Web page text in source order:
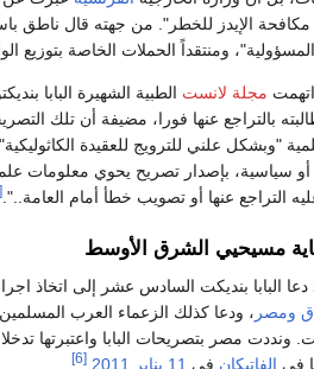
الإيدز للخطر". من جهته قال ناطق
ومنتقداً الحملات الخاصة بتوزيع
مجلة لانست الطبية الشهيرة البابا
بالتراجع عنها فورا، مضيفة أن تلك
"وبشكل علني للترويج للعقيدة
أو سياسية، بإصدار تصريح يحوي معلومات
التراجع عنها أو تصويب خطأ أمام العامة..".[5]
مسيحيي الشرق الأوسط
دعا البابا بنديكت السادس عشر إلى اتخاذ
ومصر ، ودعا كذلك الزعماء العرب
ونددت مصر بتصريحات البابا واعتبرتها
في الفاتيكان في 11 يناير 2011
[6]